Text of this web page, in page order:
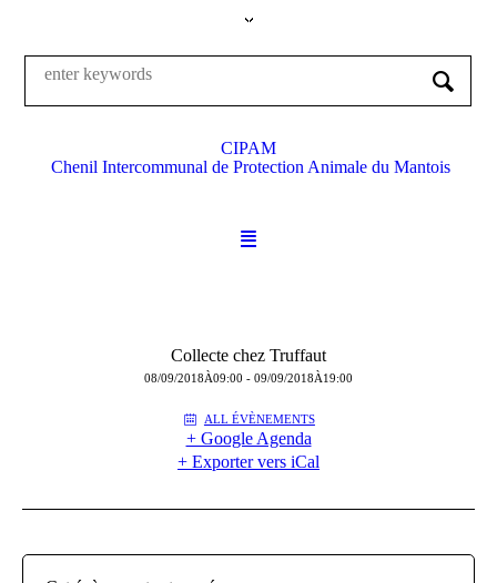
CIPAM
Chenil Intercommunal de Protection Animale du Mantois
Collecte chez Truffaut
08/09/2018À09:00 - 09/09/2018À19:00
ALL ÉVÈNEMENTS
+ Google Agenda
+ Exporter vers iCal